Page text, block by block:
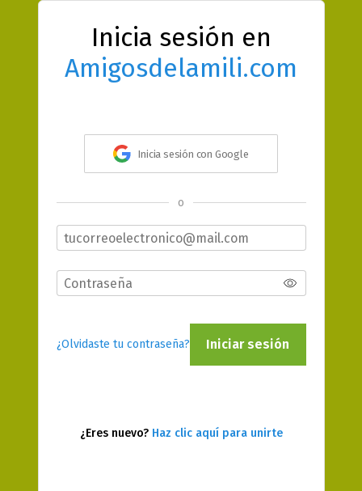
Inicia sesión en
Amigosdelamili.com
Inicia sesión con Google
o
¿Olvidaste tu contraseña? Iniciar sesión
¿Eres nuevo? Haz clic aquí para unirte